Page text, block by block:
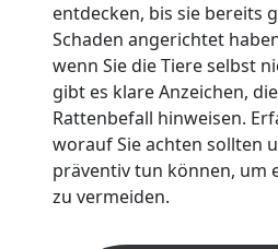
entdecken, bis sie bereits
Schaden angerichtet
wenn Sie die Tiere selbst
gibt es klare Anzeichen,
Rattenbefall hinweisen.
worauf Sie achten sollten
präventiv tun können, um
zu vermeiden.